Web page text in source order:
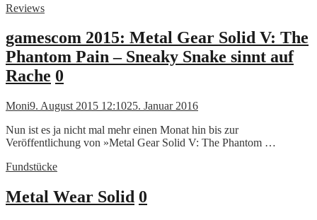
Reviews
gamescom 2015: Metal Gear Solid V: The
Phantom Pain – Sneaky Snake sinnt auf
Rache 0
Moni9. August 2015 12:1025. Januar 2016
Nun ist es ja nicht mal mehr einen Monat hin bis zur
Veröffentlichung von »Metal Gear Solid V: The Phantom …
Fundstücke
Metal Wear Solid 0